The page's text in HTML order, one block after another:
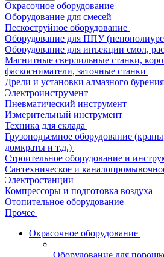
Окрасочное оборудование
Оборудование для смесей
Пескоструйное оборудование
Оборудование для ППУ
Оборудование для инъекции смол,
Магнитные сверлильные станки,
фаскосниматели, заточные станки
Дрели и установки алмазного
Электроинструмент
Пневматический инструмент
Измерительный инструмент
Техника для склада
Грузоподъемное оборудование
домкраты и т.д.)
Строительное оборудование и
Сантехническое и
Электростанции
Компрессоры и подготовка воздуха
Отопительное оборудование
Прочее
Окрасочное оборудование
Оборудование для